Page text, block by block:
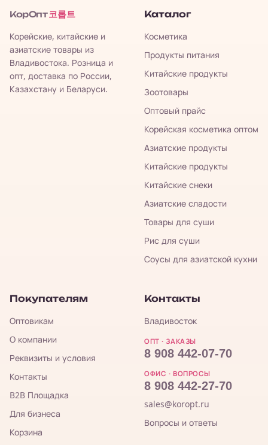
КорОпт 코롭트
Корейские, китайские и
азиатские товары из
Владивостока. Розница и
опт, доставка по России,
Казахстану и Беларуси.
Каталог
Косметика
Продукты питания
Китайские продукты
Зоотовары
Оптовый прайс
Корейская косметика оптом
Азиатские продукты
Китайские продукты
Китайские снеки
Азиатские сладости
Товары для суши
Рис для суши
Соусы для азиатской кухни
Покупателям
Оптовикам
О компании
Реквизиты и условия
Контакты
B2B Площадка
Для бизнеса
Корзина
Контакты
Владивосток
ОПТ · ЗАКАЗЫ
8 908 442-07-70
ОФИС · ВОПРОСЫ
8 908 442-27-70
sales@koropt.ru
Вопросы и ответы